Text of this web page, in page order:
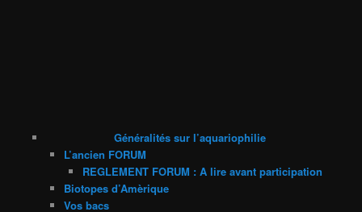
Généralités sur l’aquariophilie
L’ancien FORUM
REGLEMENT FORUM : A lire avant participation
Biotopes d’Amèrique
Vos bacs